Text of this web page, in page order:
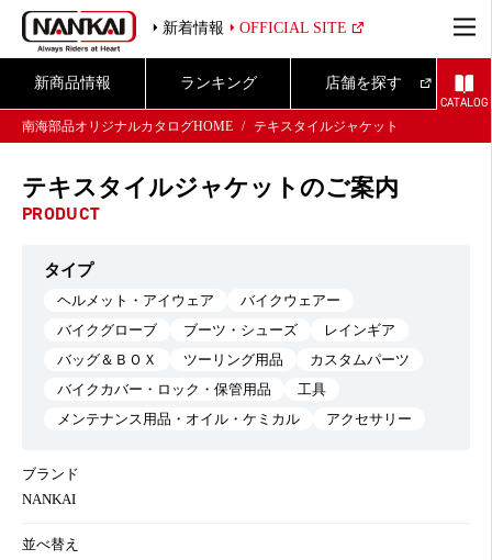
新着情報 OFFICIAL SITE
新商品情報 ランキング 店舗を探す
CATALOG
南海部品オリジナルカタログHOME
テキスタイルジャケット
テキスタイルジャケットのご案内
PRODUCT
タイプ
ヘルメット・アイウェア
バイクウェアー
バイクグローブ
ブーツ・シューズ
レインギア
バッグ＆ＢＯＸ
ツーリング用品
カスタムパーツ
バイクカバー・ロック・保管用品
工具
メンテナンス用品・オイル・ケミカル
アクセサリー
ブランド
NANKAI
並べ替え